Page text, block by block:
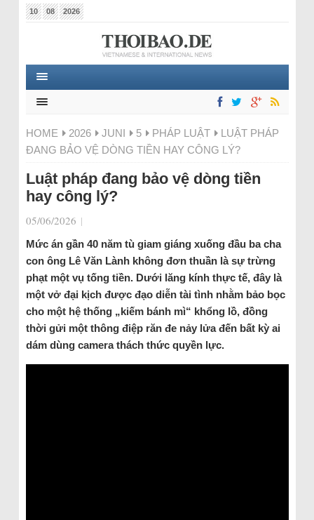
10 08 2026
HOME 2026 JUNI 5 PHÁP LUẬT
LUẬT PHÁP
ĐANG BẢO VỆ DÒNG TIỀN HAY CÔNG LÝ?
Luật pháp đang bảo vệ dòng tiền
hay công lý?
05/06/2026 |
Mức án gần 40 năm tù giam giáng xuống đầu ba cha
con ông Lê Văn Lành không đơn thuần là sự trừng
phạt một vụ tống tiền. Dưới lăng kính thực tế, đây là
một vở đại kịch được đạo diễn tài tình nhằm bảo bọc
cho một hệ thống „kiếm bánh mì“ khổng lồ, đồng
thời gửi một thông điệp răn đe nảy lửa đến bất kỳ ai
dám dùng camera thách thức quyền lực.